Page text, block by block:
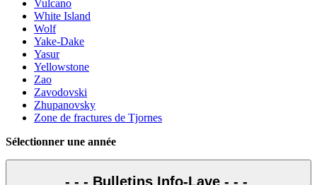
Vulcano
White Island
Wolf
Yake-Dake
Yasur
Yellowstone
Zao
Zavodovski
Zhupanovsky
Zone de fractures de Tjornes
Sélectionner une année
- - - Bulletins Info-Lave - - -